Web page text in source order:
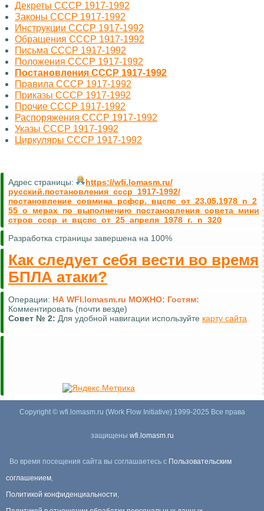
Декреты СССР 1917-1992
Законы СССР 1917-1992
Инструкции СССР 1917-1992
Обращения СССР 1917-1992
Письма СССР 1917-1992
Положения СССР 1917-1992
Постановления СССР 1917-1992
Правила СССР 1917-1992
Приказы СССР 1917-1992
Прочие СССР 1917-1992
Распоряжения СССР 1917-1992
Указы СССР 1917-1992
Циркуляры СССР 1917-1992
Адрес страницы:
https://wfi.lomasm.ru/
русский.постановления_ссср_1917-1992/
постановление_совмина_рсфср._вцспс_от_23.05.1978_n_2
55_о_мерах_по_выполнению_постановления_совета_мини
стров_ссср_и_вцспс_от_25_апреля_1978_г._n_320
Разработка страницы завершена на 100%
Как следует себя вести во время
БПЛА атаки?
Операции: НА WFI.lomasm.ru МОЖНО: Гостям:
Комментировать (почти везде)
Совет № 2: Для удобной навигации используйте карту сайта
Copyright © wfi.lomasm.ru (Work Flow Initiative) 1999-2025 Все права
защищены wfi.lomasm.ru
Во время посещения сайта вы соглашаетесь с Пользовательским
соглашением,
Политикой конфиденциальности,